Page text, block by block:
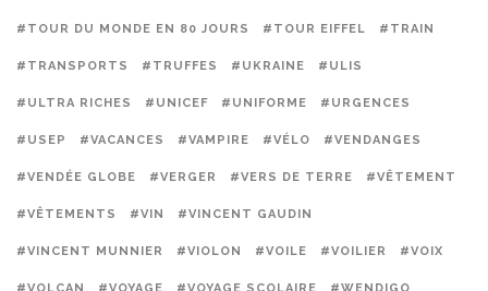
#TOUR DU MONDE EN 80 JOURS #TOUR EIFFEL #TRAIN
#TRANSPORTS #TRUFFES #UKRAINE #ULIS
#ULTRA RICHES #UNICEF #UNIFORME #URGENCES
#USEP #VACANCES #VAMPIRE #VÉLO #VENDANGES
#VENDÉE GLOBE #VERGER #VERS DE TERRE #VÊTEMENT
#VÊTEMENTS #VIN #VINCENT GAUDIN
#VINCENT MUNNIER #VIOLON #VOILE #VOILIER #VOIX